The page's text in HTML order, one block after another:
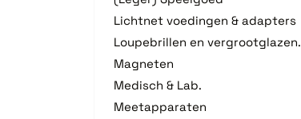
Lichtnet voedingen & adapters
Loupebrillen en vergrootglazen.
Magneten
Medisch & Lab.
Meetapparaten